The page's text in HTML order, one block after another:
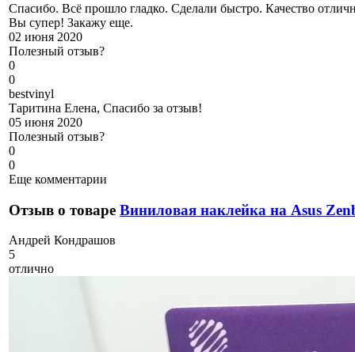
Спасибо. Всё прошло гладко. Сделали быстро. Качество
Вы супер! Закажу еще.
02 июня 2020
Полезный отзыв?
0
0
bestvinyl
Таритина Елена, Спасибо за отзыв!
05 июня 2020
Полезный отзыв?
0
0
Еще комментарии
Отзыв о товаре Виниловая наклейка на Asus
Андрей Кондрашов
5
отлично